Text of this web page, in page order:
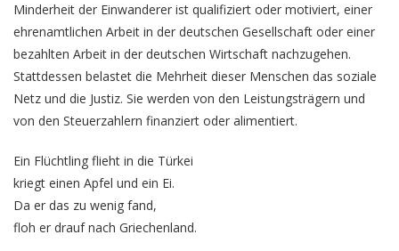
Minderheit der Einwanderer ist qualifiziert oder motiviert, einer
ehrenamtlichen Arbeit in der deutschen Gesellschaft oder einer
bezahlten Arbeit in der deutschen Wirtschaft nachzugehen.
Stattdessen belastet die Mehrheit dieser Menschen das soziale
Netz und die Justiz. Sie werden von den Leistungsträgern und
von den Steuerzahlern finanziert oder alimentiert.
Ein Flüchtling flieht in die Türkei
kriegt einen Apfel und ein Ei.
Da er das zu wenig fand,
floh er drauf nach Griechenland.